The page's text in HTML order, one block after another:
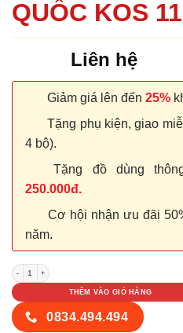
QUỐC KOS
Liên hệ
Giảm giá lên đến 25%
Tặng phụ kiện, giao
4 bộ).
Tặng đồ dùng
250.000đ.
Cơ hội nhận ưu đãi
năm.
CỬA NHỰA ABS HÀN QUỐC KOS 110-MQ808
THÊM VÀO GIỎ HÀNG
0834.494.494